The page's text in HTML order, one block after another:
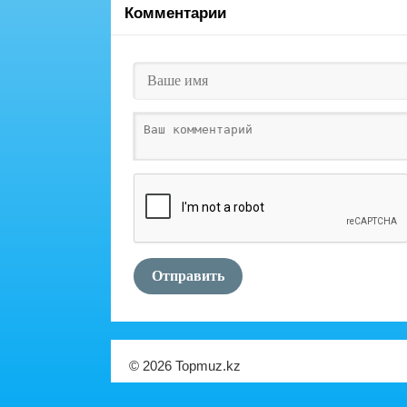
Комментарии
Отправить
© 2026 Topmuz.kz